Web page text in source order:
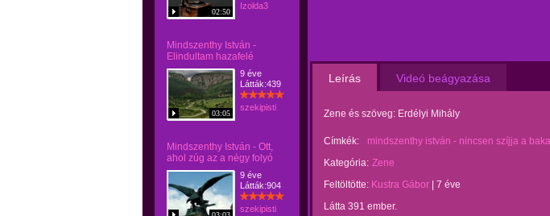
02:50
Izolda3
Mindszenthy István -
Elindultam hazafelé
03:05
9 éve
Látták:439
szekipisti
Mindszenthy István - Ott,
ahol zúg az a négy folyó
9 éve
Látták:904
szekipisti
Leírás Videó beágyazása
Zene és szöveg: Erdélyi Mihály
Címkék:
mindszenthy istván - nincsen szíjja a
Kategória: Zene
Feltöltötte: Kustra Gábor
7 éve
Látta 391 ember.